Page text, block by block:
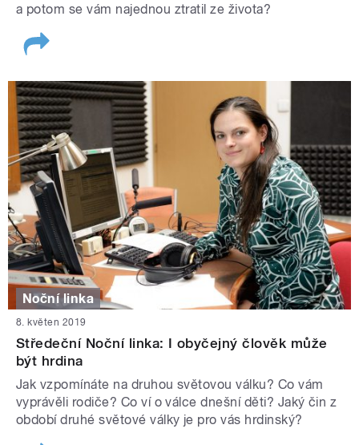
a potom se vám najednou ztratil ze života?
Noční linka
8. květen 2019
Středeční Noční linka: I obyčejný člověk může
být hrdina
Jak vzpomínáte na druhou světovou válku? Co vám
vyprávěli rodiče? Co ví o válce dnešní děti? Jaký čin z
období druhé světové války je pro vás hrdinský?